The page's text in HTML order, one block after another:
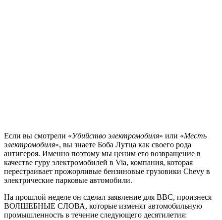
Если вы смотрели «Убийство электромобиля» или «Месть
электромобиля», вы знаете Боба Лутца как своего рода
антигероя. Именно поэтому мы ценим его возвращение в
качестве гуру электромобилей в Via, компания, которая
перестраивает прожорливые бензиновые грузовики Chevy в
электрические парковые автомобили.
На прошлой неделе он сделал заявление для BBC, произнеся
ВОЛШЕБНЫЕ СЛОВА, которые изменят автомобильную
промышленность в течение следующего десятилетия: